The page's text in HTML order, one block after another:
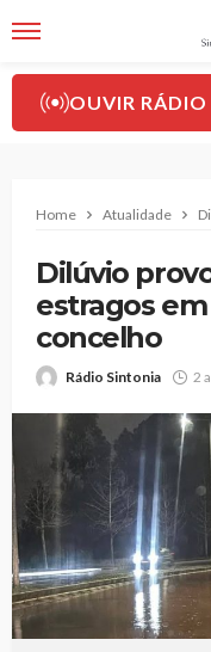
OUVIR RÁDIO
Home Atualidade
Dilúvio
estragos
concelho
Rádio Sintonia 2